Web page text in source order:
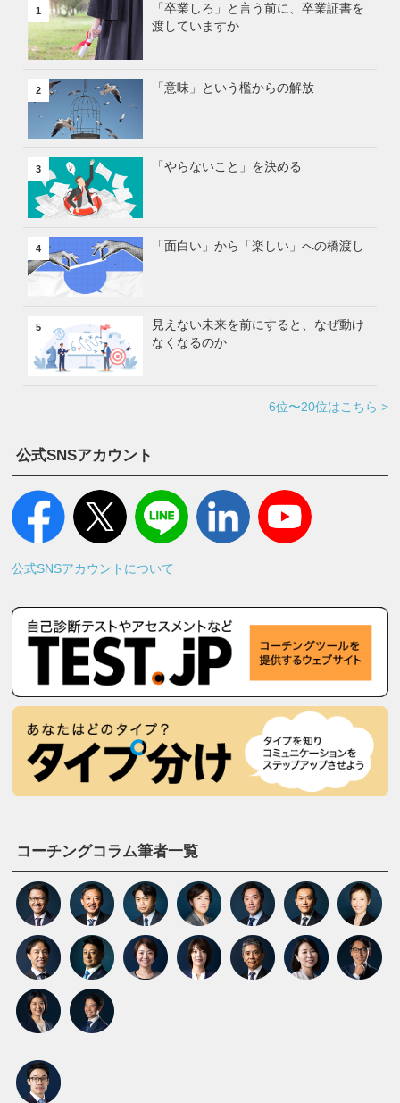
1
「卒業しろ」と言う前に、卒業証書を
渡していますか
2 「意味」という檻からの解放
3 「やらないこと」を決める
4 「面白い」から「楽しい」への橋渡し
5
見えない未来を前にすると、なぜ動け
なくなるのか
6位〜20位はこちら >
公式SNSアカウント
公式SNSアカウントについて
コーチングコラム筆者一覧